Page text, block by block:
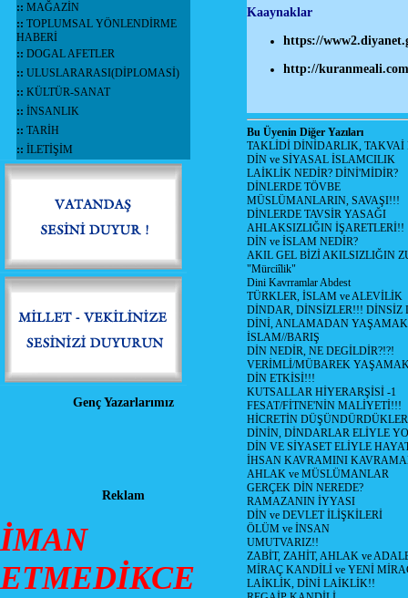
:: MAĞAZİN
:: TOPLUMSAL YÖNLENDİRME
HABERİ
:: DOGAL AFETLER
:: ULUSLARARASI(DİPLOMASİ)
:: KÜLTÜR-SANAT
:: İNSANLIK
:: TARİH
:: İLETİŞİM
Genç Yazarlarımız
Reklam
İMAN
ETMEDİKCE
Kaaynaklar
https://
http://
Bu Üyenin Diğer Yazıları
TAKLİDİ DİNİDARLIK, TAKVAİ
DİN ve SİYASAL İSLAMCILIK
LAİKLİK NEDİR? DİNİ'MİDİR?
DİNLERDE TÖVBE
MÜSLÜMANLARIN, SAVAŞI!!!
DİNLERDE TAVSİR YASAĞI
AHLAKSIZLIĞIN İŞARETLERİ!!
DİN ve İSLAM NEDİR?
AKIL GEL BİZİ AKILSIZLIĞIN
"Mürciîlik"
Dini Kavrramlar Abdest
TÜRKLER, İSLAM ve ALEVİLİK
DİNDAR, DİNSİZLER!!! DİNSİZ
DİNİ, ANLAMADAN
İSLAM//BARIŞ
DİN NEDİR, NE DEGİLDİR?!?!
VERİMLİ/MÜBAREK
DİN ETKİSİ!!!
KUTSALLAR HİYERARŞİSİ -1
FESAT/FİTNE'NİN MALİYETİ!!!
HİCRETİN
DİNİN, DİNDARLAR ELİYLE
DİN VE SİYASET ELİYLE
İHSAN KAVRAMINI
AHLAK ve MÜSLÜMANLAR
GERÇEK DİN NEREDE?
RAMAZANIN İYYASI
DİN ve DEVLET İLİŞKİLERİ
ÖLÜM ve İNSAN
UMUTVARIZ!!
ZABİT, ZAHİT, AHLAK ve
MİRAÇ KANDİLİ ve YENİ
LAİKLİK, DİNİ LAİKLİK!!